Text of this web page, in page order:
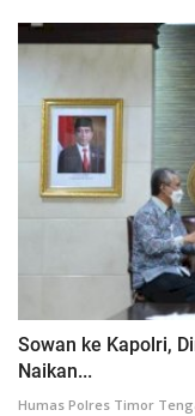
Sowan ke Kapolri,
Naikan...
Humas Polres Timor